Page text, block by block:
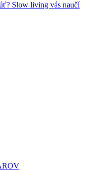
Slow living vás naučí